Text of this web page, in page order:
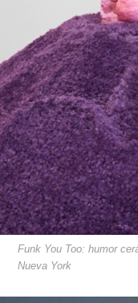
Funk You Too: humor
Nueva York